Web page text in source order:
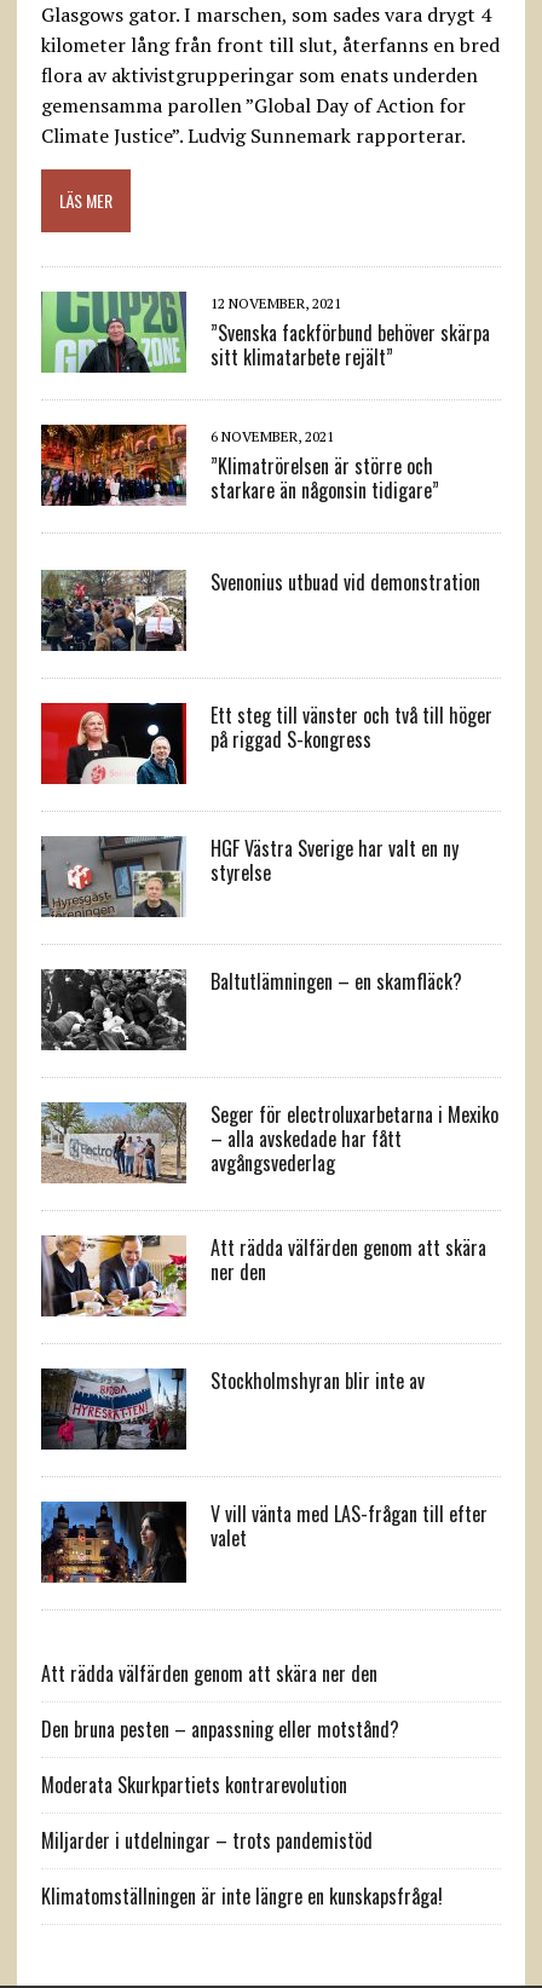
Glasgows gator. I marschen, som sades vara drygt 4
kilometer lång från front till slut, återfanns en bred
flora av aktivistgrupperingar som enats underden
gemensamma parollen ”Global Day of Action for
Climate Justice”. Ludvig Sunnemark rapporterar.
LÄS MER
12 NOVEMBER, 2021
”Svenska fackförbund behöver skärpa
sitt klimatarbete rejält”
6 NOVEMBER, 2021
”Klimatrörelsen är större och
starkare än någonsin tidigare”
Svenonius utbuad vid demonstration
Ett steg till vänster och två till höger
på riggad S-kongress
HGF Västra Sverige har valt en ny
styrelse
Baltutlämningen – en skamfläck?
Seger för electroluxarbetarna i Mexiko
– alla avskedade har fått
avgångsvederlag
Att rädda välfärden genom att skära
ner den
Stockholmshyran blir inte av
V vill vänta med LAS-frågan till efter
valet
Att rädda välfärden genom att skära ner den
Den bruna pesten – anpassning eller motstånd?
Moderata Skurkpartiets kontrarevolution
Miljarder i utdelningar – trots pandemistöd
Klimatomställningen är inte längre en kunskapsfråga!